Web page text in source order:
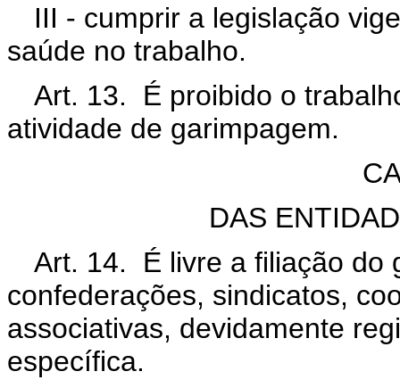
III - cumprir a legislação
saúde no trabalho.
Art. 13. É proibido o
atividade de garimpagem.
DAS
Art. 14. É livre a filiação do
confederações, sindicatos,
associativas, devidamente
específica.